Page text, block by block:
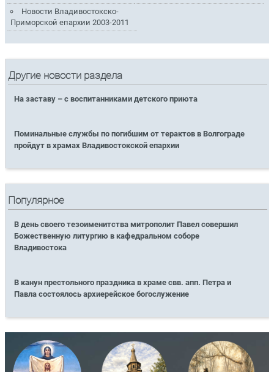
Новости Владивостокско-
Приморской епархии 2003-2011
Другие новости раздела
На заставу – с воспитанниками детского приюта
Поминальные службы по погибшим от терактов в Волгограде
пройдут в храмах Владивостокской епархии
Популярное
В день своего тезоименитства митрополит Павел совершил
Божественную литургию в кафедральном соборе
Владивостока
В канун престольного праздника в храме свв. апп. Петра и
Павла состоялось архиерейское богослужение